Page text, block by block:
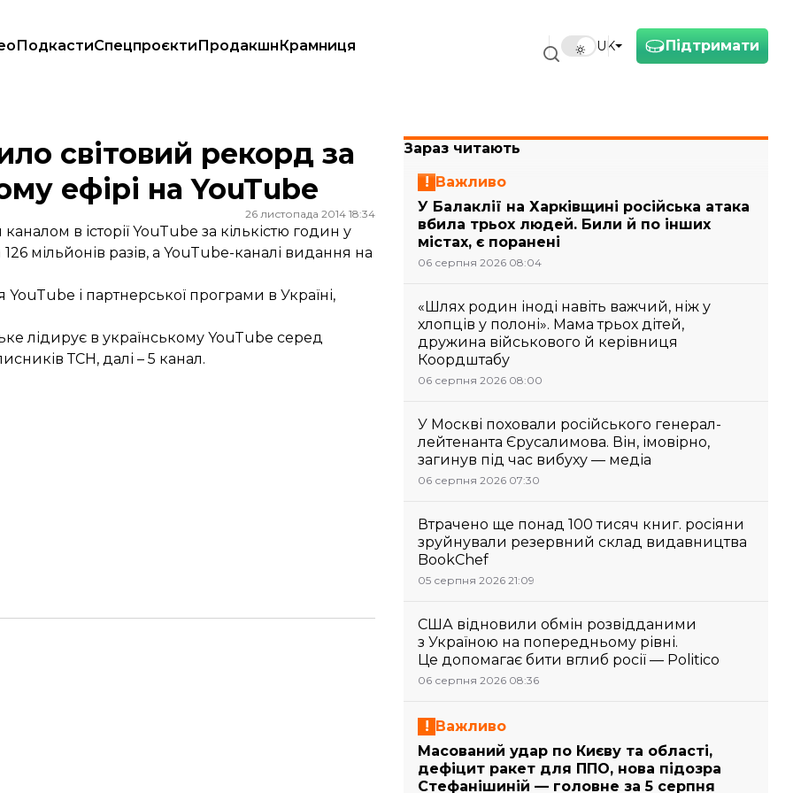
Підтримати
UK
ПодкастиСпецпроєктиПродакшнКрамниця
ефірі на YouTube
світовий рекорд за
ефірі на YouTube
26 листопада 2014 18:34
в історії YouTube за кількістю годин у
мільйонів разів, а YouTube-каналі видання на
і партнерської програми в Україні,
лідирує в українському YouTube серед
ТСН, далі – 5 канал.
Зараз читають
Важливо
У Балаклії на Харківщині російська атака
вбила трьох людей. Били й по інших
містах, є поранені
06 серпня 2026 08:04
«Шлях родин іноді навіть важчий, ніж у
хлопців у полоні». Мама трьох дітей,
дружина військового й керівниця
Коордштабу
06 серпня 2026 08:00
У Москві поховали російського генерал-
лейтенанта Єрусалимова. Він, імовірно,
загинув під час вибуху — медіа
06 серпня 2026 07:30
Втрачено ще понад 100 тисяч книг. росіяни
зруйнували резервний склад видавництва
BookChef
05 серпня 2026 21:09
США відновили обмін розвідданими
з Україною на попередньому рівні.
Це допомагає бити вглиб росії — Politico
06 серпня 2026 08:36
Важливо
Масований удар по Києву та області,
дефіцит ракет для ППО, нова підозра
Стефанішиній — головне за 5 серпня